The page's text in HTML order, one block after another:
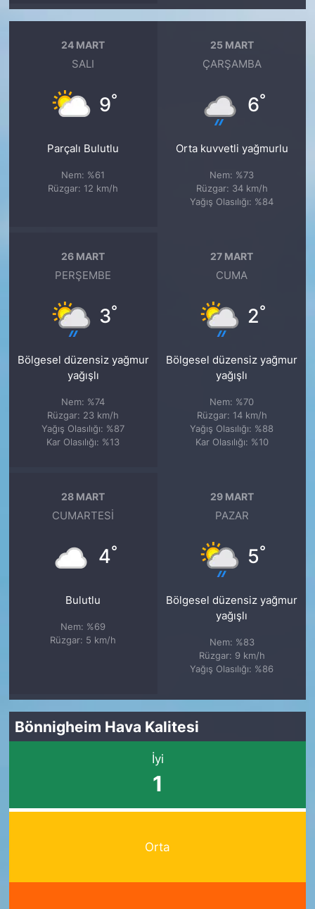
24 MART
SALI
9°
Parçalı Bulutlu
Nem: %61
Rüzgar: 12 km/h
25 MART
ÇARŞAMBA
6°
Orta kuvvetli yağmurlu
Nem: %73
Rüzgar: 34 km/h
Yağış Olasılığı: %84
26 MART
PERŞEMBE
3°
Bölgesel düzensiz yağmur
yağışlı
Nem: %74
Rüzgar: 23 km/h
Yağış Olasılığı: %87
Kar Olasılığı: %13
27 MART
CUMA
2°
Bölgesel düzensiz yağmur
yağışlı
Nem: %70
Rüzgar: 14 km/h
Yağış Olasılığı: %88
Kar Olasılığı: %10
28 MART
CUMARTESI
4°
Bulutlu
Nem: %69
Rüzgar: 5 km/h
29 MART
PAZAR
5°
Bölgesel düzensiz yağmur
yağışlı
Nem: %83
Rüzgar: 9 km/h
Yağış Olasılığı: %86
Bönnigheim Hava Kalitesi
İyi
1
Orta